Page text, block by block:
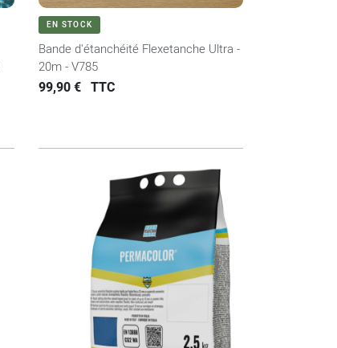
VOIR LE PRODUIT
EN STOCK
Bande d'étanchéité Flexetanche Ultra -
20m - V785
Prix
99,90 € TTC